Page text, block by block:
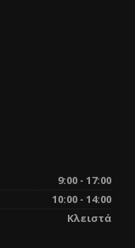
9:00 - 17:00
10:00 - 14:00
Κλειστά